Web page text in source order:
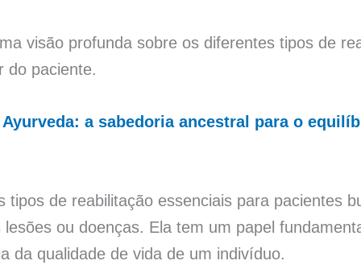
visão profunda sobre os diferentes tipos de
do paciente.
a sabedoria ancestral para o
tipos de reabilitação essenciais para pacientes
ou doenças. Ela tem um papel
da qualidade de vida de um indivíduo.